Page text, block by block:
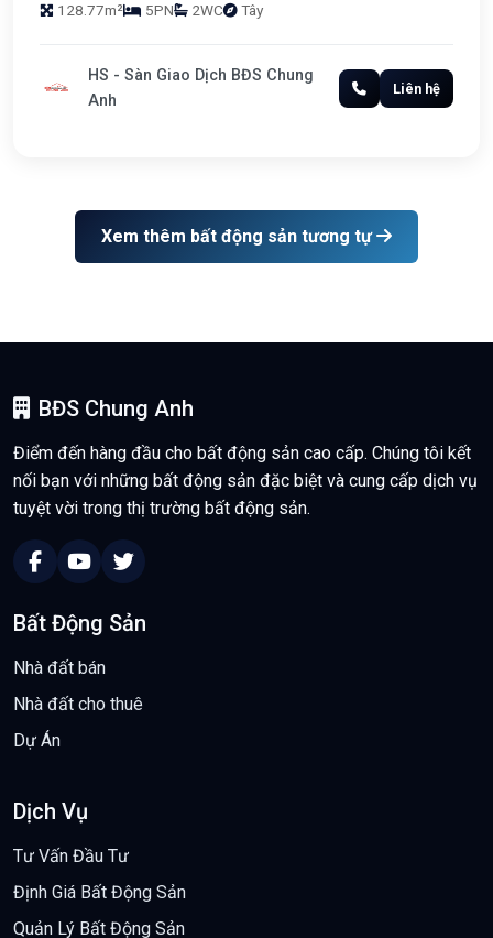
128.77m² 5PN 2WC Tây
HS - Sàn Giao Dịch BĐS Chung
Anh
Liên hệ
Xem thêm bất động sản tương tự
BĐS Chung Anh
Điểm đến hàng đầu cho bất động sản cao cấp. Chúng tôi kết
nối bạn với những bất động sản đặc biệt và cung cấp dịch vụ
tuyệt vời trong thị trường bất động sản.
Bất Động Sản
Nhà đất bán
Nhà đất cho thuê
Dự Án
Dịch Vụ
Tư Vấn Đầu Tư
Định Giá Bất Động Sản
Quản Lý Bất Động Sản